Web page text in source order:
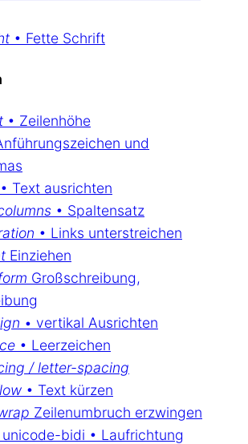
• Fette Schrift
• Zeilenhöhe
und
• Text ausrichten
• Spaltensatz
• Links unterstreichen
Einziehen
Großschreibung,
• vertikal Ausrichten
• Leerzeichen
/ letter-spacing
• Text kürzen
Zeilenumbruch erzwingen
bidi • Laufrichtung